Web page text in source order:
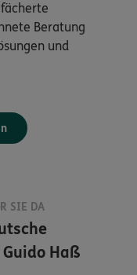
Beratung
und
SIE DA
Haß